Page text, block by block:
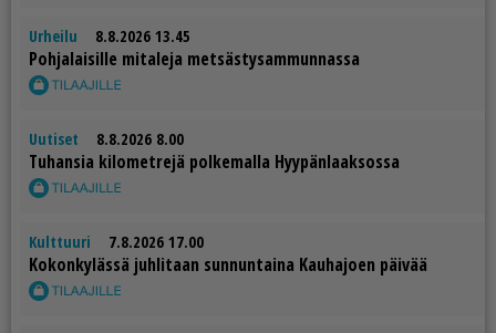
Urheilu 8.8.2026 13.45
Poh­ja­lai­sil­le mi­ta­le­ja met­säs­ty­sam­mun­nas­sa
Uutiset 8.8.2026 8.00
Tu­han­sia ki­lo­met­re­jä pol­ke­mal­la Hyy­pän­laak­sos­sa
Kulttuuri 7.8.2026 17.00
Ko­kon­ky­läs­sä juh­li­taan sun­nun­tai­na Kau­ha­jo­en päi­vää